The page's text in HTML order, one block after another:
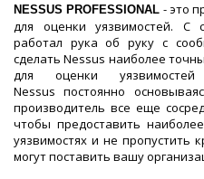
NESSUS PROFESSIONAL - это
для оценки уязвимостей. С
работал рука об руку с
сделать Nessus наиболее
для оценки
Nessus постоянно
производитель все еще
чтобы предоставить
уязвимостях и не пропустить
могут поставить вашу